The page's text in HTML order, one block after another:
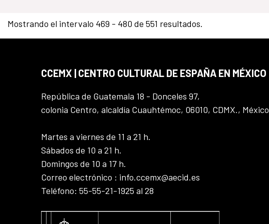
Mostrando el intervalo 469 - 480 de 551 resultados.
CCEMX | CENTRO CULTURAL DE ESPAÑA EN MÉXICO
República de Guatemala 18 - Donceles 97,
colonia Centro, alcaldía Cuauhtémoc, 06010, CDMX., México
Martes a viernes de 11 a 21 h.
Sábados de 10 a 21 h.
Domingos de 10 a 17 h.
Correo electrónico : info.ccemx@aecid.es
Teléfono: 55-55-21-1925 al 28